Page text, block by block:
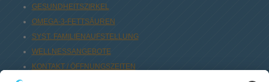
GESUNDHEITSZIRKEL
OMEGA-3-FETTSÄUREN
SYST. FAMILIENAUFSTELLUNG
WELLNESSANGEBOTE
KONTAKT / ÖFFNUNGSZEITEN